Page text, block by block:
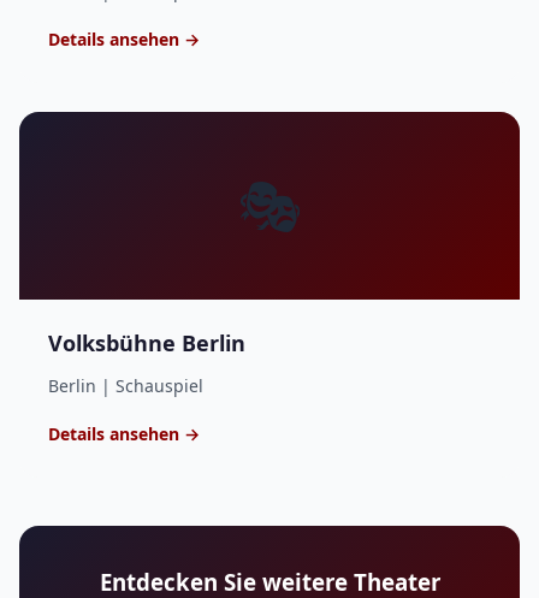
Details ansehen →
🎭
Volksbühne Berlin
Berlin | Schauspiel
Details ansehen →
Entdecken Sie weitere Theater